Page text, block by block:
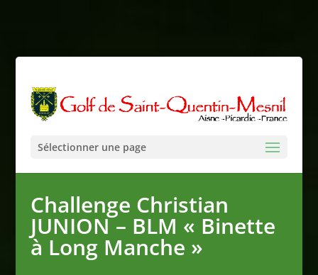
Sélectionner une page
Challenge Christian
JUNION – BLM « Binette
à Long Manche »